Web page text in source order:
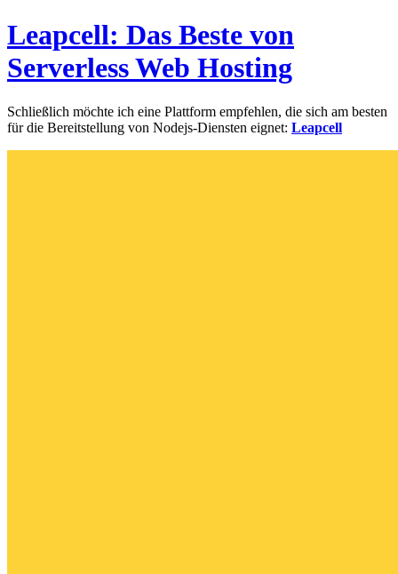
Leapcell: Das Beste von
Serverless Web Hosting
Schließlich möchte ich eine Plattform empfehlen, die sich am besten
für die Bereitstellung von Nodejs-Diensten eignet: Leapcell